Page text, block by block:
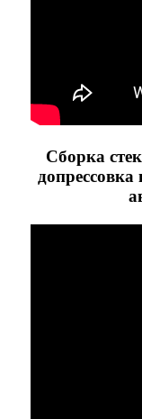
Сборка